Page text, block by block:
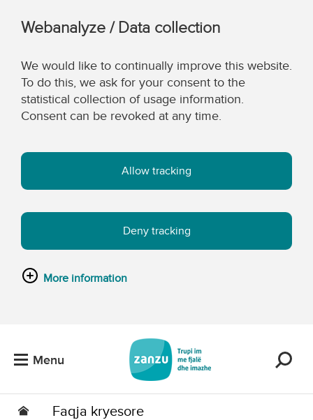
Webanalyze / Data collection
We would like to continually improve this website.
To do this, we ask for your consent to the
statistical collection of usage information.
Consent can be revoked at any time.
Allow tracking
Deny tracking
More information
Menu
Faqja kryesore